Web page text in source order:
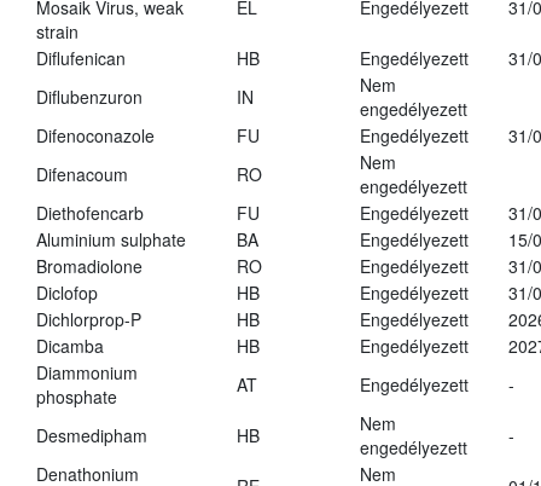
Mosaik Virus, weak
strain
EL Engedélyezett 31/
Diflufenican HB Engedélyezett
31/
Diflubenzuron
IN
Nem
engedélyezett
Difenoconazole
FU Engedélyezett
31/
Difenacoum
RO
Nem
engedélyezett
Diethofencarb
FU Engedélyezett
31/
Aluminium sulphate
BA Engedélyezett
15/
Bromadiolone
RO Engedélyezett
31/
Diclofop
HB Engedélyezett
31/
Dichlorprop-P
HB Engedélyezett
Dicamba
HB Engedélyezett
Diammonium
phosphate
AT Engedélyezett -
Desmedipham HB
Nem
engedélyezett
-
Denathonium
Nem